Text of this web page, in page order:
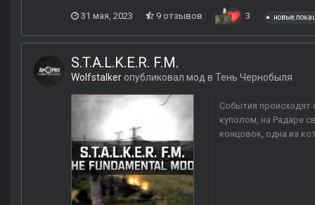
31 мая, 2023 9 отзывов 3 новые
S.T.A.L.K.E.R. F.M.
Wolfstalker опубликовал мод в Тень Чернобыля
События происходят
куполом, на Радаре
концовок, одна из